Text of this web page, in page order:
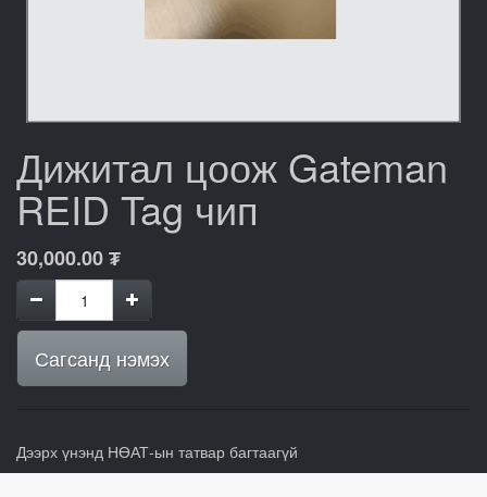
Дижитал цоож Gateman
REID Tag чип
30,000.00₮
Сагсанд нэмэх
Дээрх үнэнд НӨАТ-ын татвар багтаагүй